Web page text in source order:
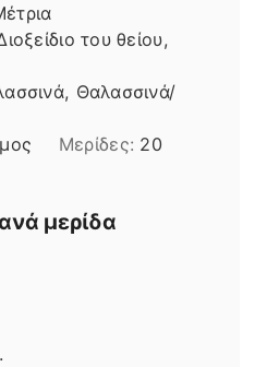
του θείου,
Θαλασσινά/
Μερίδες: 20
μερίδα